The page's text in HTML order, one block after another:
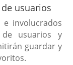
usuarios
e involucrados
usuarios y
guardar y